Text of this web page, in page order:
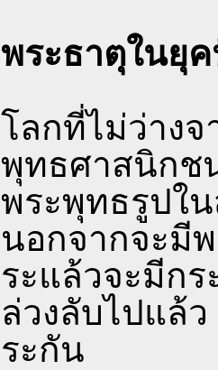
พระธาตุในยุ
โลกที่ไม่ว่าง
พุทธศาสนิกช
พระพุทธรูปใ
นอกจากจะมี
ระแล้วจะมีก
ล่วงลับไปแล้ว
ระกัน